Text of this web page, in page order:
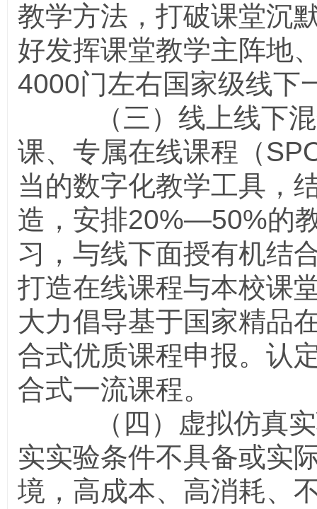
教学方法，打破课堂沉
好发挥课堂教学主阵地
4000门左右国家级线下
（三）线上线下混
课、专属在线课程（
当的数字化教学工具，
造，安排20%—50%的
习，与线下面授有机结
打造在线课程与本校课
大力倡导基于国家精品
合式优质课程申报。认
合式一流课程。
（四）虚拟仿真实
实实验条件不具备或实
境，高成本、高消耗、